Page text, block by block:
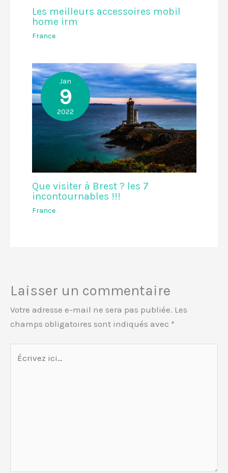
Les meilleurs accessoires mobil
home irm
France
Jan
9
2022
Que visiter à Brest ? les 7
incontournables !!!
France
Laisser un commentaire
Votre adresse e-mail ne sera pas publiée. Les
champs obligatoires sont indiqués avec *